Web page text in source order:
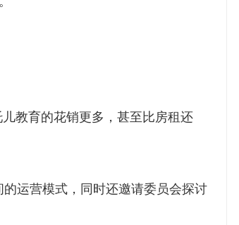
教育的花销更多，甚至比房租还
运营模式，同时还邀请委员会探讨